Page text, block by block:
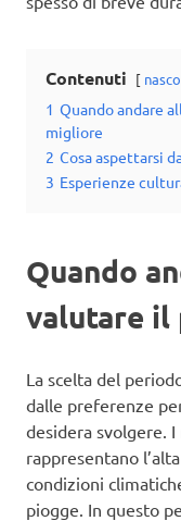
Contenuti
1 Quando andare
migliore
2 Cosa aspettarsi
3 Esperienze
Quando
valutare il
La scelta del
dalle preferenze
desidera svolgere.
rappresentano
condizioni
piogge. In questo